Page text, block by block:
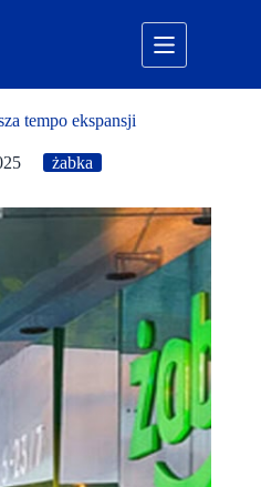
tempo ekspansji
żabka